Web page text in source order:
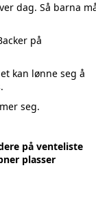
dag. Så barna
på
kan lønne seg å
seg.
på venteliste
plasser